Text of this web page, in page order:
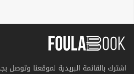
اشترك بالقائمة البريدية لموقعنا وتوصل